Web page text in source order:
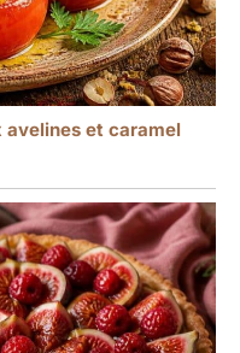
et caramel